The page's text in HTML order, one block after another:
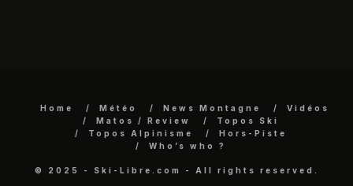
Home Météo News Montagne
Vidéos
Matos / Review
Topos Ski
Topos Alpinisme
Hors-Piste
Who’s who ?
© 2025 - Ski-Libre.com - All rights reserved.